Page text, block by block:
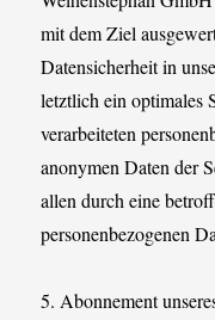
mit dem Ziel
Datensicherheit in
letztlich ein optimales
verarbeiteten
anonymen Daten der
allen durch eine
personenbezogenen
5. Abonnement